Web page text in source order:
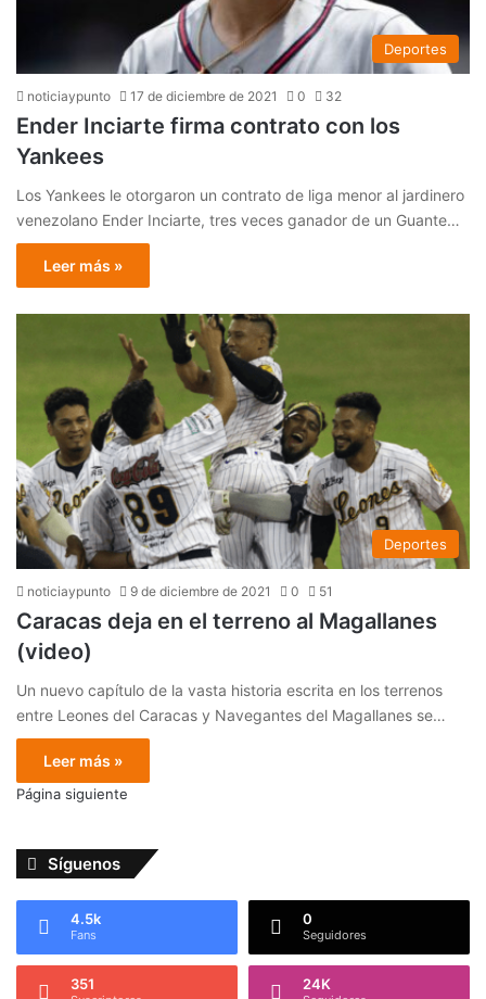
Deportes
noticiaypunto 17 de diciembre de 2021 0 32
Ender Inciarte firma contrato con los
Yankees
Los Yankees le otorgaron un contrato de liga menor al jardinero
venezolano Ender Inciarte, tres veces ganador de un Guante…
Leer más »
Deportes
noticiaypunto 9 de diciembre de 2021 0 51
Caracas deja en el terreno al Magallanes
(video)
Un nuevo capítulo de la vasta historia escrita en los terrenos
entre Leones del Caracas y Navegantes del Magallanes se…
Leer más »
Página siguiente
Síguenos
4.5k
Fans
0
Seguidores
351 24K